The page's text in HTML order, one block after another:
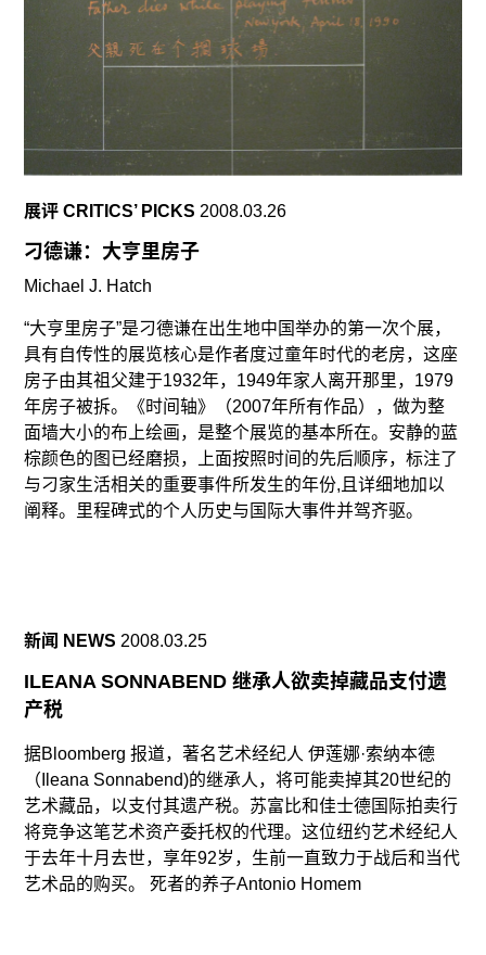
展评 CRITICS’ PICKS 2008.03.26
刁德谦：大亨里房子
Michael J. Hatch
“大亨里房子”是刁德谦在出生地中国举办的第一次个展，
具有自传性的展览核心是作者度过童年时代的老房，这座
房子由其祖父建于1932年，1949年家人离开那里，1979
年房子被拆。《时间轴》（2007年所有作品），做为整
面墙大小的布上绘画，是整个展览的基本所在。安静的蓝
棕颜色的图已经磨损，上面按照时间的先后顺序，标注了
与刁家生活相关的重要事件所发生的年份,且详细地加以
阐释。里程碑式的个人历史与国际大事件并驾齐驱。
新闻 NEWS 2008.03.25
ILEANA SONNABEND 继承人欲卖掉藏品支付遗
产税
据Bloomberg 报道，著名艺术经纪人 伊莲娜·索纳本德
（Ileana Sonnabend)的继承人，将可能卖掉其20世纪的
艺术藏品，以支付其遗产税。苏富比和佳士德国际拍卖行
将竞争这笔艺术资产委托权的代理。这位纽约艺术经纪人
于去年十月去世，享年92岁，生前一直致力于战后和当代
艺术品的购买。 死者的养子Antonio Homem